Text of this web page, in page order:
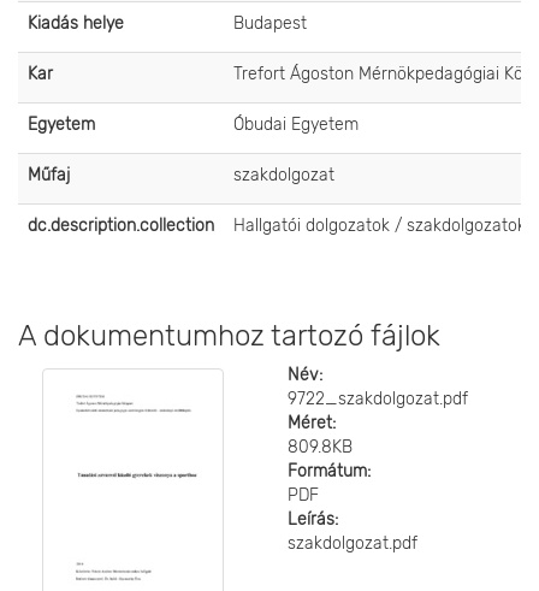
Kiadás helye Budapest
Kar Trefort Ágoston Mérnökpedagógiai
Egyetem Óbudai Egyetem
Műfaj szakdolgozat
dc.description.collection Hallgatói dolgozatok / szakdolgozatok
A dokumentumhoz tartozó fájlok
Név:
9722_szakdolgozat.pdf
Méret:
809.8KB
Formátum:
PDF
Leírás:
szakdolgozat.pdf